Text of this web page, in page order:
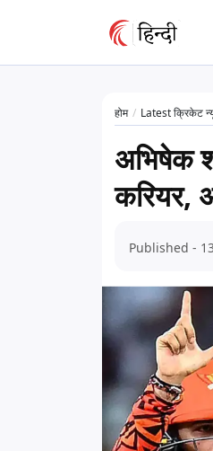
होम Latest क्रिकेट
अभिषेक
करियर,
Published -